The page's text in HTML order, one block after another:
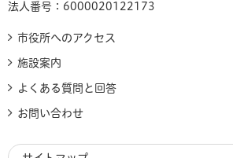
法人番号：6000020122173
市役所へのアクセス
施設案内
よくある質問と回答
お問い合わせ